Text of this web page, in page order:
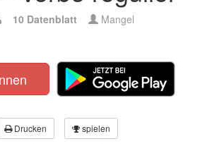
10 Datenblatt Mangel
Drucken spielen